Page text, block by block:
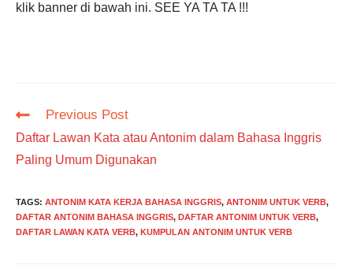
klik banner di bawah ini. SEE YA TA TA !!!
Read
articles
Previous Post
Daftar Lawan Kata atau Antonim dalam Bahasa Inggris
Paling Umum Digunakan
TAGS: ANTONIM KATA KERJA BAHASA INGGRIS, ANTONIM UNTUK VERB,
DAFTAR ANTONIM BAHASA INGGRIS, DAFTAR ANTONIM UNTUK VERB,
DAFTAR LAWAN KATA VERB, KUMPULAN ANTONIM UNTUK VERB